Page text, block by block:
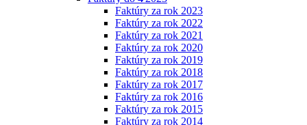
Faktúry za rok 2023
Faktúry za rok 2022
Faktúry za rok 2021
Faktúry za rok 2020
Faktúry za rok 2019
Faktúry za rok 2018
Faktúry za rok 2017
Faktúry za rok 2016
Faktúry za rok 2015
Faktúry za rok 2014